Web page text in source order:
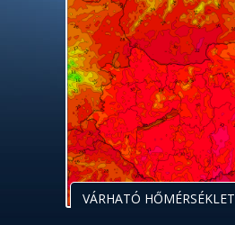
VÁRHATÓ HŐMÉRSÉKLET